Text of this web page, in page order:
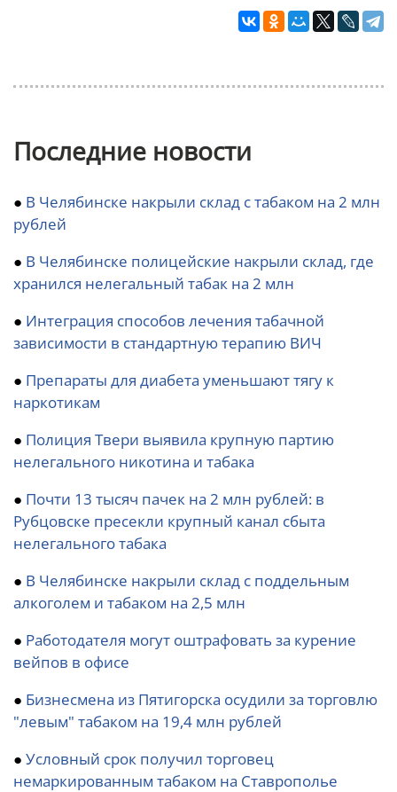
Последние новости
● В Челябинске накрыли склад с табаком на 2 млн
рублей
● В Челябинске полицейские накрыли склад, где
хранился нелегальный табак на 2 млн
● Интеграция способов лечения табачной
зависимости в стандартную терапию ВИЧ
● Препараты для диабета уменьшают тягу к
наркотикам
● Полиция Твери выявила крупную партию
нелегального никотина и табака
● Почти 13 тысяч пачек на 2 млн рублей: в
Рубцовске пресекли крупный канал сбыта
нелегального табака
● В Челябинске накрыли склад с поддельным
алкоголем и табаком на 2,5 млн
● Работодателя могут оштрафовать за курение
вейпов в офисе
● Бизнесмена из Пятигорска осудили за торговлю
"левым" табаком на 19,4 млн рублей
● Условный срок получил торговец
немаркированным табаком на Ставрополье